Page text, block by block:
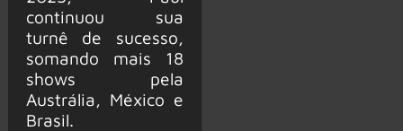
continuou sua
turnê de sucesso,
somando mais 18
shows pela
Austrália, México e
Brasil.